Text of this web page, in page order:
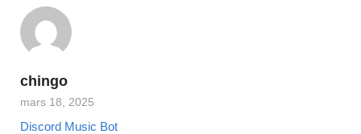
chingo
mars 18, 2025
Discord Music Bot